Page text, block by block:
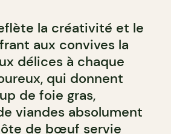
la créativité et le
aux convives la
délices à chaque
qui donnent
de foie gras,
viandes absolument
de bœuf servie